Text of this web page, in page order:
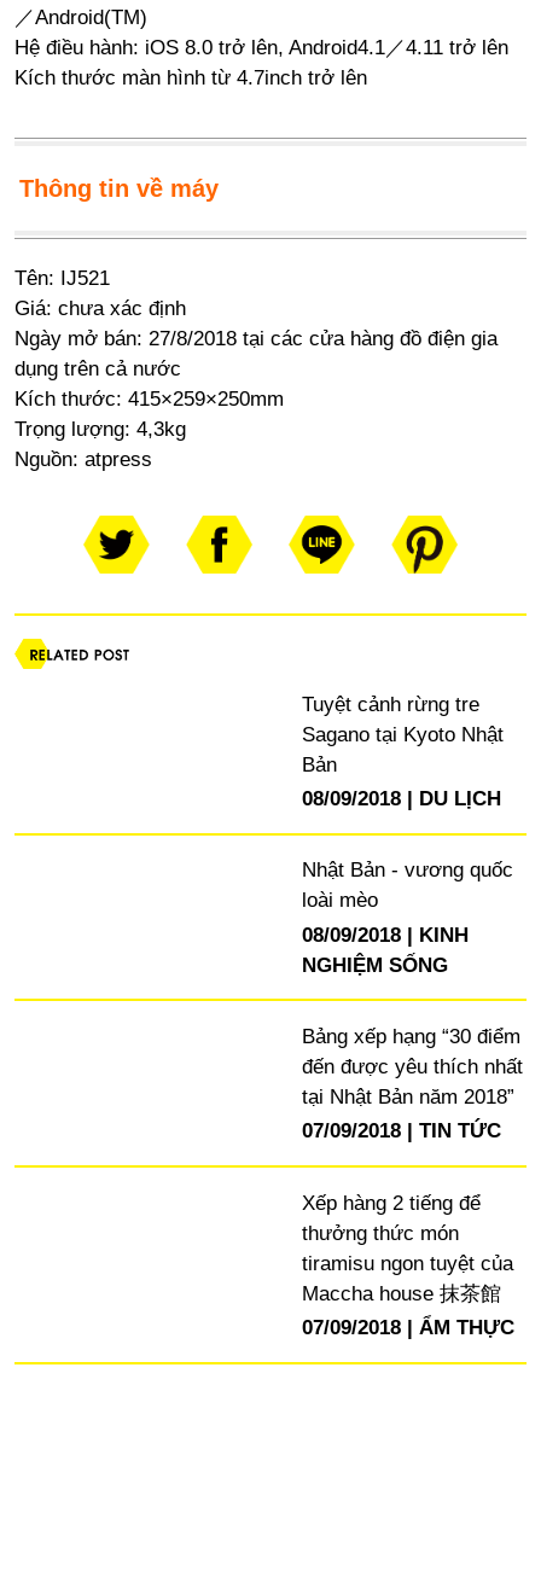
／Android(TM)
Hệ điều hành: iOS 8.0 trở lên, Android4.1／4.11 trở lên
Kích thước màn hình từ 4.7inch trở lên
Thông tin về máy
Tên: IJ521
Giá: chưa xác định
Ngày mở bán: 27/8/2018 tại các cửa hàng đồ điện gia
dụng trên cả nước
Kích thước: 415×259×250mm
Trọng lượng: 4,3kg
Nguồn: atpress
Tuyệt cảnh rừng tre
Sagano tại Kyoto Nhật
Bản
08/09/2018
DU LỊCH
Nhật Bản - vương quốc
loài mèo
08/09/2018
KINH
NGHIỆM SỐNG
Bảng xếp hạng “30 điểm
đến được yêu thích nhất
tại Nhật Bản năm 2018”
07/09/2018
TIN TỨC
Xếp hàng 2 tiếng để
thưởng thức món
tiramisu ngon tuyệt của
Maccha house 抹茶館
07/09/2018
ẨM THỰC